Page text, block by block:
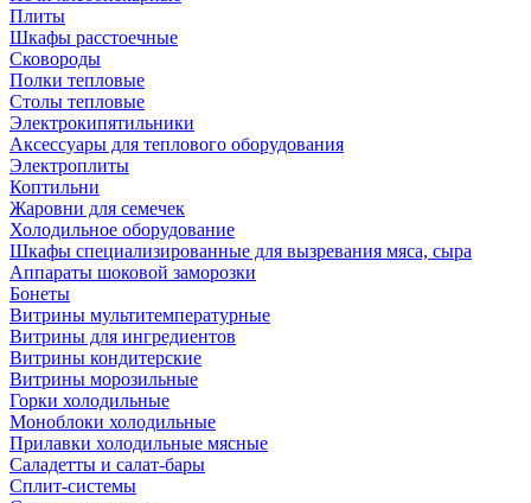
Плиты
Шкафы расстоечные
Сковороды
Полки тепловые
Столы тепловые
Электрокипятильники
Аксессуары для теплового оборудования
Электроплиты
Коптильни
Жаровни для семечек
Холодильное оборудование
Шкафы специализированные для вызревания мяса, сыра
Аппараты шоковой заморозки
Бонеты
Витрины мультитемпературные
Витрины для ингредиентов
Витрины кондитерские
Витрины морозильные
Горки холодильные
Моноблоки холодильные
Прилавки холодильные мясные
Саладетты и салат-бары
Сплит-системы